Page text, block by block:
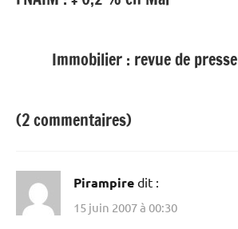
Immobilier : revue de
(2 commentaires)
Pirampire dit :
15 juin 2007 à 00:30